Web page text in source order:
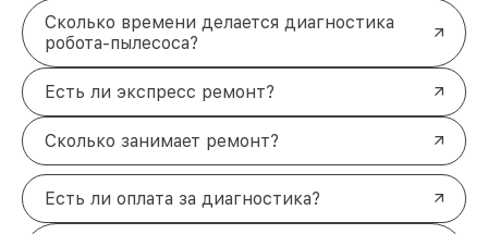
Сколько времени делается диагностика
робота-пылесоса?
Есть ли экспресс ремонт?
Сколько занимает ремонт?
Есть ли оплата за диагностика?